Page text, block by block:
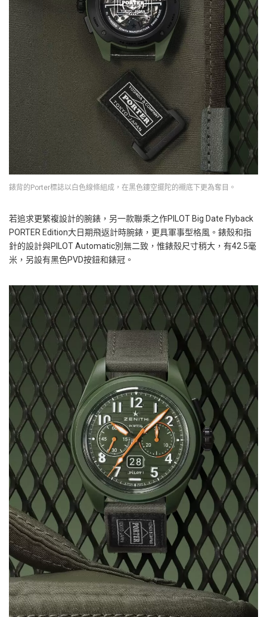
錶背的Porter標誌以白色線條組成，在黑色鏤空擺陀的襯底下更為奪目。
若追求更繁複設計的腕錶，另一款聯乘之作PILOT Big Date Flyback
PORTER Edition大日期飛返計時腕錶，更具軍事型格風。錶殼和指
針的設計與PILOT Automatic別無二致，惟錶殼尺寸稍大，有42.5毫
米，另設有黑色PVD按鈕和錶冠。